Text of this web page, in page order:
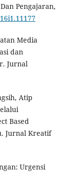
Pengajaran,
Media
dan
Jurnal
Atip
Based
Jurnal Kreatif
Urgensi